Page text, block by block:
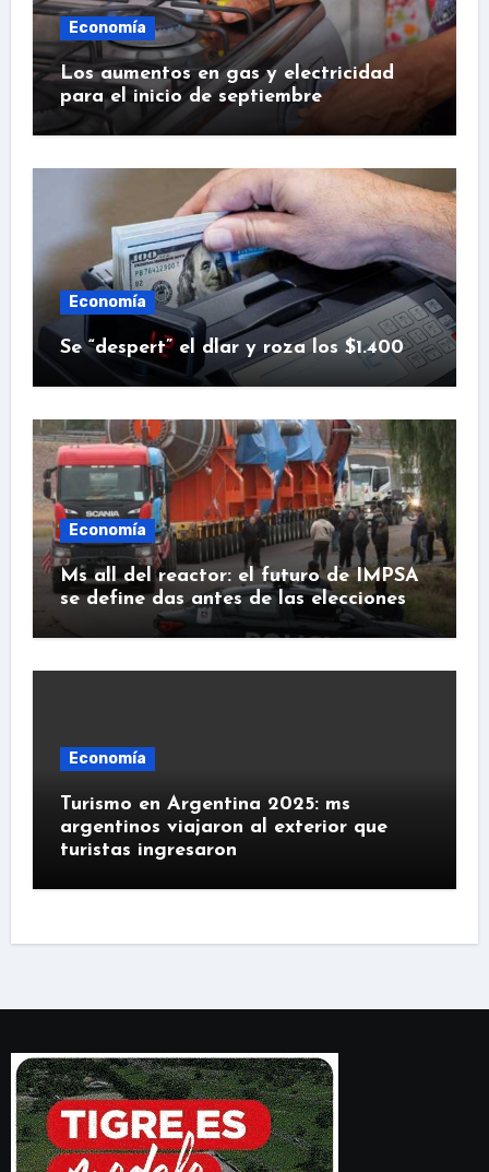
Economía
Los aumentos en gas y electricidad
para el inicio de septiembre
Economía
Se “despert” el dlar y roza los $1.400
Economía
Ms all del reactor: el futuro de IMPSA
se define das antes de las elecciones
Economía
Turismo en Argentina 2025: ms
argentinos viajaron al exterior que
turistas ingresaron